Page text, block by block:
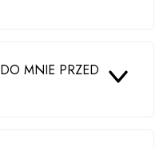
MNIE PRZED